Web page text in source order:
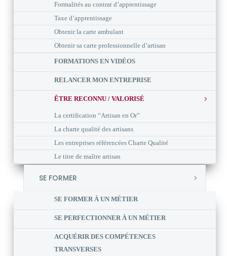
Formalités au contrat d’apprentissage
Taxe d’apprentissage
Obtenir la carte ambulant
Obtenir sa carte professionnelle d’artisan
FORMATIONS EN VIDÉOS
RELANCER MON ENTREPRISE
ÊTRE RECONNU / VALORISÉ
La certification “Artisan en Or”
La charte qualité des artisans
Les entreprises référencées Charte Qualité
Le titre de maître artisan
SE FORMER
SE FORMER À UN MÉTIER
SE PERFECTIONNER À UN MÉTIER
ACQUÉRIR DES COMPÉTENCES
TRANSVERSES